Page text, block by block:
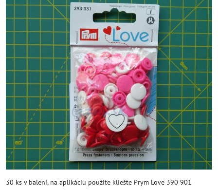
30 ks v balení, na aplikáciu použite kliešte Prym Love 390 901